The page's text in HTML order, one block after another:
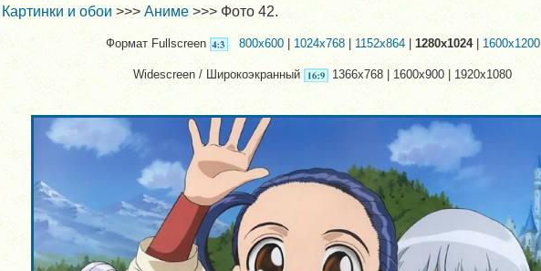
Картинки и обои>>>Аниме>>> Фото 42.
Формат Fullscreen 800x600|1024x768| 1152x864|1280x1024| 1600x1200
Widescreen / Широкоэкранный 1366x768 | 1600x900 | 1920x1080